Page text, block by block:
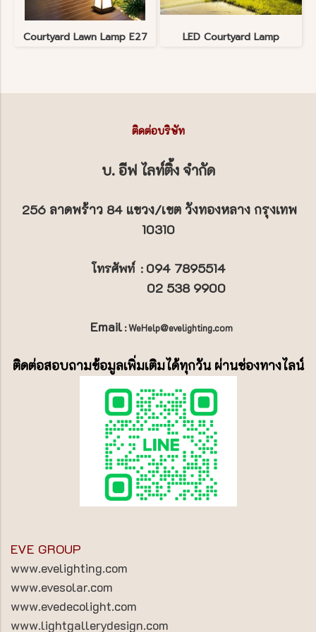
Courtyard Lawn Lamp E27 LED Courtyard Lamp
ติดต่อบริษัท
บ. อีฟ ไลท์ติ้ง จำกัด
256 ลาดพร้าว 84 แขวง/เขต วังทองหลาง กรุงเทพ
10310
โทรศัพท์: 094 7895514
02 538 9900
Email: WeHelp@evelighting.com
ติดต่อสอบถามข้อมูลเพิ่มเติมได้ทุกวัน ผ่านช่องทางไลน์
EVE GROUP
www.evelighting.com
www.evesolar.com
www.evedecolight.com
www.lightgallerydesign.com